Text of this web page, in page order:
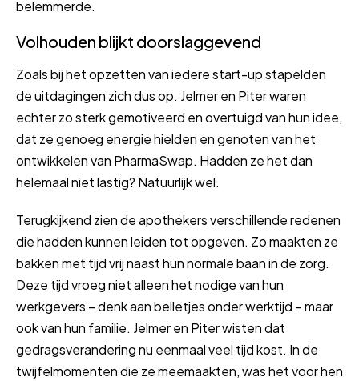
belemmerde.
Volhouden blijkt doorslaggevend
Zoals bij het opzetten van iedere start-up stapelden
de uitdagingen zich dus op. Jelmer en Piter waren
echter zo sterk gemotiveerd en overtuigd van hun idee,
dat ze genoeg energie hielden en genoten van het
ontwikkelen van PharmaSwap. Hadden ze het dan
helemaal niet lastig? Natuurlijk wel.
Terugkijkend zien de apothekers verschillende redenen
die hadden kunnen leiden tot opgeven. Zo maakten ze
bakken met tijd vrij naast hun normale baan in de zorg.
Deze tijd vroeg niet alleen het nodige van hun
werkgevers – denk aan belletjes onder werktijd – maar
ook van hun familie. Jelmer en Piter wisten dat
gedragsverandering nu eenmaal veel tijd kost. In de
twijfelmomenten die ze meemaakten, was het voor hen